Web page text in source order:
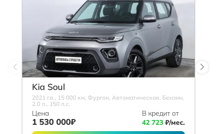
Kia Soul
2021 г.в., 15 000 км, Фургон, Автоматическая, Бензин,
2.0 л., 150 л.с.
Цена
1 530 000₽
В кредит от
42 723 ₽/мес.